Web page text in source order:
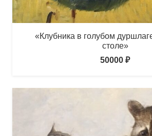
«Клубника в голубом
столе»
50000 ₽